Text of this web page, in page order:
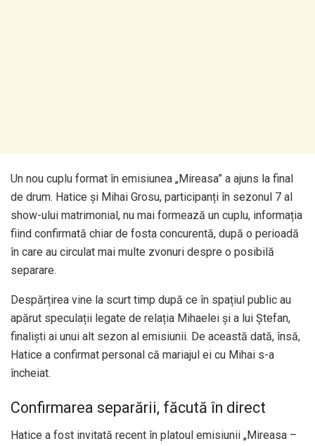
Un nou cuplu format în emisiunea „Mireasa” a ajuns la final
de drum. Hatice și Mihai Grosu, participanți în sezonul 7 al
show-ului matrimonial, nu mai formează un cuplu, informația
fiind confirmată chiar de fosta concurentă, după o perioadă
în care au circulat mai multe zvonuri despre o posibilă
separare.
Despărțirea vine la scurt timp după ce în spațiul public au
apărut speculații legate de relația Mihaelei și a lui Ștefan,
finaliști ai unui alt sezon al emisiunii. De această dată, însă,
Hatice a confirmat personal că mariajul ei cu Mihai s-a
încheiat.
Confirmarea separării, făcută în direct
Hatice a fost invitată recent în platoul emisiunii „Mireasa –